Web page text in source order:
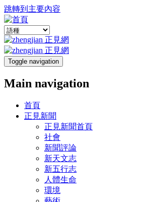
跳轉到主要內容
Toggle navigation
Main navigation
首頁
正見新聞
正見新聞首頁
社會
新聞評論
新天文志
新五行志
人體生命
環境